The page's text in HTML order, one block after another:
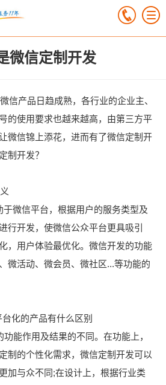
微信定制开发
产品日趋成熟，各行业的企业主、
的使用要求也越来越高，由第三方平
微信锦上添花，进而有了微信定制开
制开发？
信平台，根据用户的服务类型及
行开发，使微信公众平台更具吸引
，用户体验最优化。微信开发的功能
微活动、微会员、微社区...等功能的
的产品有什么区别
作用及结果的不同。在功能上，
制的个性化需求，微信定制开发可以
加与众不同;在设计上，根据行业类